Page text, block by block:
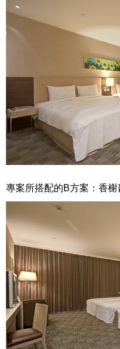
專案所搭配的B方案：香